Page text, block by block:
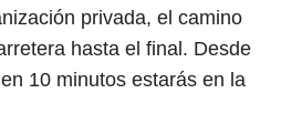
privada, el camino
hasta el final. Desde
10 minutos estarás en la